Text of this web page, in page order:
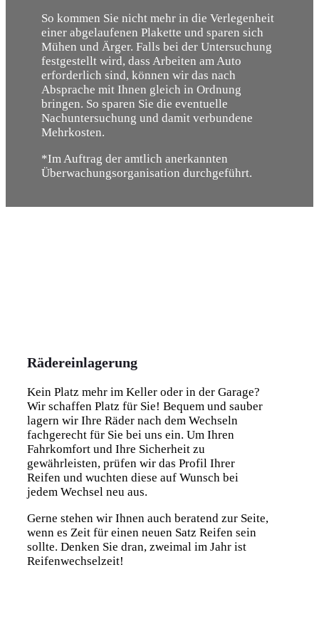
So kommen Sie nicht mehr in die Verlegenheit
einer abgelaufenen Plakette und sparen sich
Mühen und Ärger. Falls bei der Untersuchung
festgestellt wird, dass Arbeiten am Auto
erforderlich sind, können wir das nach
Absprache mit Ihnen gleich in Ordnung
bringen. So sparen Sie die eventuelle
Nachuntersuchung und damit verbundene
Mehrkosten.
*Im Auftrag der amtlich anerkannten
Überwachungsorganisation durchgeführt.
Rädereinlagerung
Kein Platz mehr im Keller oder in der Garage?
Wir schaffen Platz für Sie! Bequem und sauber
lagern wir Ihre Räder nach dem Wechseln
fachgerecht für Sie bei uns ein. Um Ihren
Fahrkomfort und Ihre Sicherheit zu
gewährleisten, prüfen wir das Profil Ihrer
Reifen und wuchten diese auf Wunsch bei
jedem Wechsel neu aus.
Gerne stehen wir Ihnen auch beratend zur Seite,
wenn es Zeit für einen neuen Satz Reifen sein
sollte. Denken Sie dran, zweimal im Jahr ist
Reifenwechselzeit!